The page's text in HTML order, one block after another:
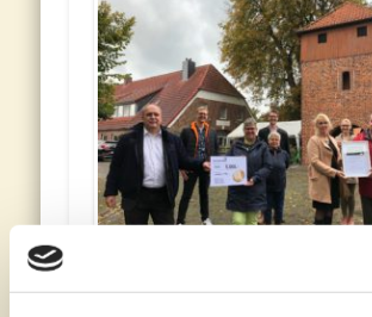
Netzwerk Jugendhaus Buer e.V. /